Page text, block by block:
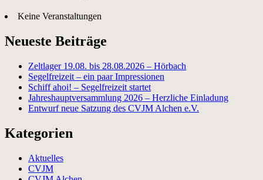
Keine Veranstaltungen
Neueste Beiträge
Zeltlager 19.08. bis 28.08.2026 – Hörbach
Segelfreizeit – ein paar Impressionen
Schiff ahoi! – Segelfreizeit startet
Jahreshauptversammlung 2026 – Herzliche Einladung
Entwurf neue Satzung des CVJM Alchen e.V.
Kategorien
Aktuelles
CVJM